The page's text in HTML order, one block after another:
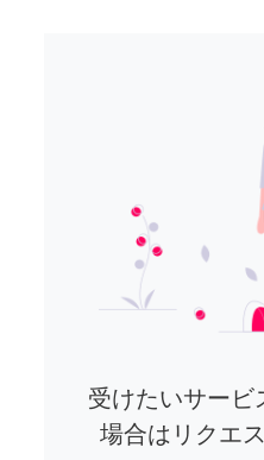
受けたいサービ
場合はリクエ